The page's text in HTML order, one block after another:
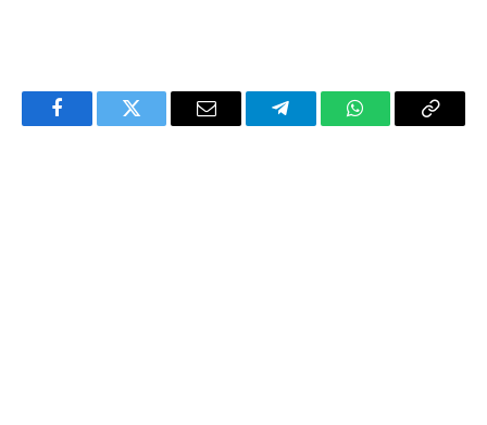
FacebookTwitter Email TelegramWhatsAppCopy